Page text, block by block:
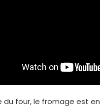
du four, le fromage est